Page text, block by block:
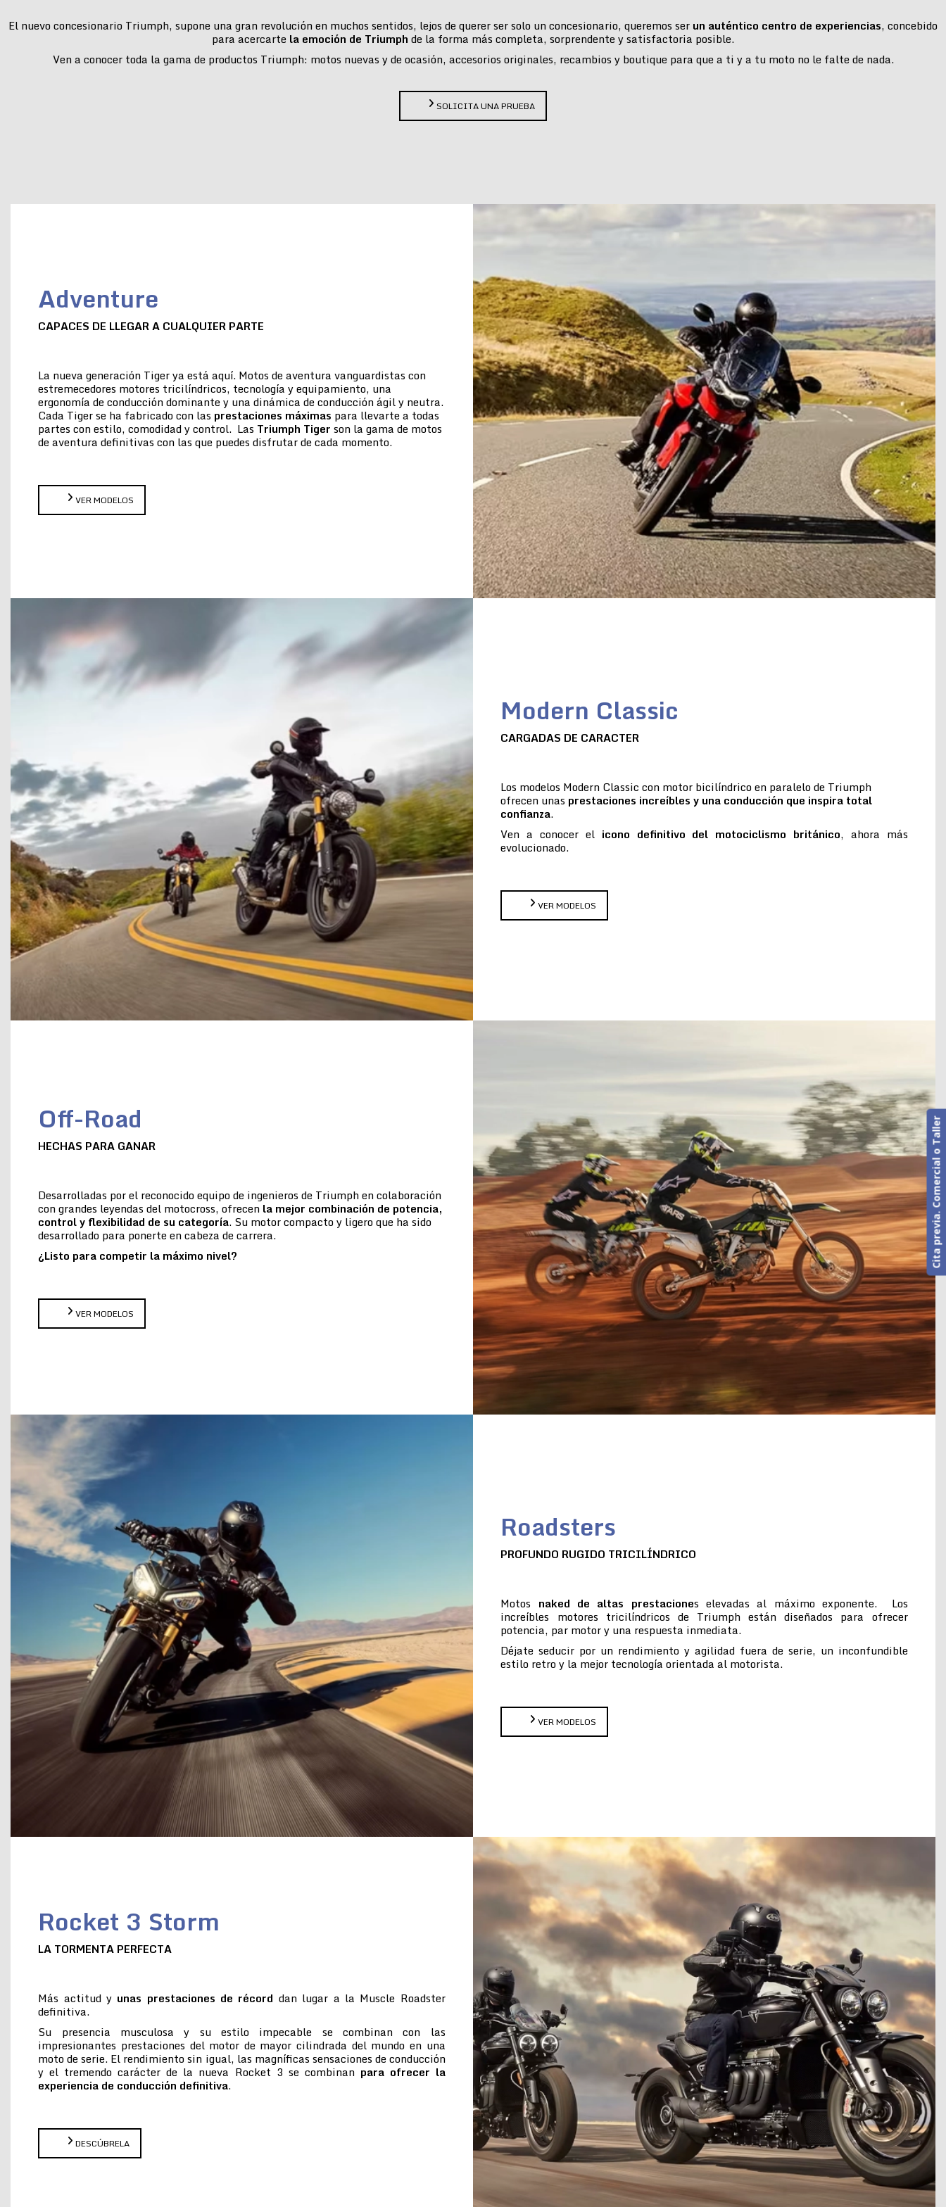
El nuevo concesionario Triumph, supone una gran revolución en muchos sentidos, lejos de querer ser solo un concesionario, queremos ser un auténtico centro de experiencias, concebido
para acercarte la emoción de Triumph de la forma más completa, sorprendente y satisfactoria posible.
Ven a conocer toda la gama de productos Triumph: motos nuevas y de ocasión, accesorios originales, recambios y boutique para que a ti y a tu moto no le falte de nada.
SOLICITA UNA PRUEBA
Adventure
CAPACES DE LLEGAR A CUALQUIER PARTE
La nueva generación Tiger ya está aquí. Motos de aventura vanguardistas con
estremecedores motores tricilíndricos, tecnología y equipamiento, una
ergonomía de conducción dominante y una dinámica de conducción ágil y neutra.
Cada Tiger se ha fabricado con las prestaciones máximas para llevarte a todas
partes con estilo, comodidad y control. Las Triumph Tiger son la gama de motos
de aventura definitivas con las que puedes disfrutar de cada momento.
VER MODELOS
Modern Classic
CARGADAS DE CARACTER
Los modelos Modern Classic con motor bicilíndrico en paralelo de Triumph
ofrecen unas prestaciones increíbles y una conducción que inspira total
confianza.
Ven a conocer el icono definitivo del motociclismo británico, ahora más
evolucionado.
VER MODELOS
Off-Road
HECHAS PARA GANAR
Desarrolladas por el reconocido equipo de ingenieros de Triumph en colaboración
con grandes leyendas del motocross, ofrecen la mejor combinación de potencia,
control y flexibilidad de su categoría. Su motor compacto y ligero que ha sido
desarrollado para ponerte en cabeza de carrera.
¿Listo para competir la máximo nivel?
VER MODELOS
Roadsters
PROFUNDO RUGIDO TRICILÍNDRICO
Motos naked de altas prestaciones elevadas al máximo exponente. Los
increíbles motores tricilíndricos de Triumph están diseñados para ofrecer
potencia, par motor y una respuesta inmediata.
Déjate seducir por un rendimiento y agilidad fuera de serie, un inconfundible
estilo retro y la mejor tecnología orientada al motorista.
VER MODELOS
Rocket 3 Storm
LA TORMENTA PERFECTA
Más actitud y unas prestaciones de récord dan lugar a la Muscle Roadster
definitiva.
Su presencia musculosa y su estilo impecable se combinan con las
impresionantes prestaciones del motor de mayor cilindrada del mundo en una
moto de serie. El rendimiento sin igual, las magníficas sensaciones de conducción
y el tremendo carácter de la nueva Rocket 3 se combinan para ofrecer la
experiencia de conducción definitiva.
DESCÚBRELA
Cita previa. Comercial o Taller